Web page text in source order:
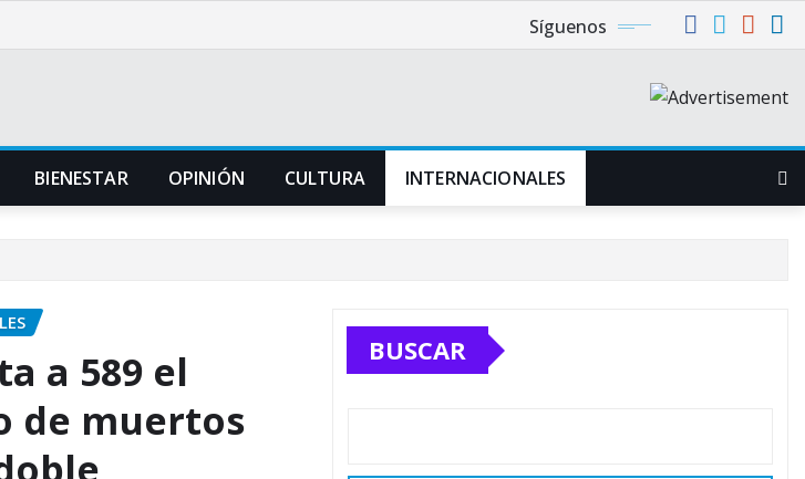
Síguenos
BIENESTAR OPINIÓN CULTURA INTERNACIONALES
a 589 el
de muertos
BUSCAR